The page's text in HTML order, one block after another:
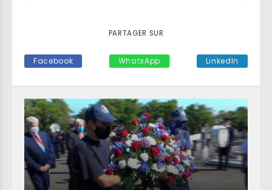
PARTAGER SUR
Facebook WhatsApp LinkedIn